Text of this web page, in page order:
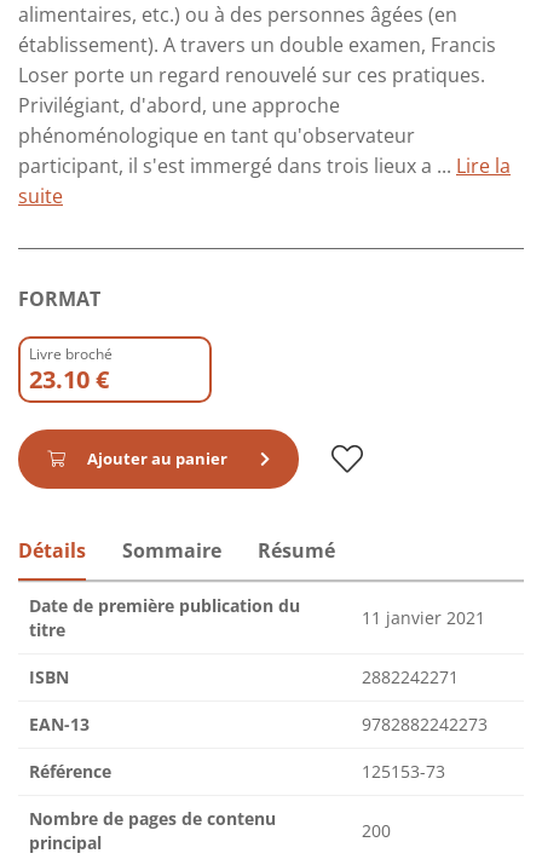
alimentaires, etc.) ou à des personnes âgées (en
établissement). A travers un double examen, Francis
Loser porte un regard renouvelé sur ces pratiques.
Privilégiant, d'abord, une approche
phénoménologique en tant qu'observateur
participant, il s'est immergé dans trois lieux a ... Lire la
suite
FORMAT
Livre broché
23.10 €
Ajouter au panier
Détails Sommaire Résumé
Date de première publication du
titre
11 janvier 2021
ISBN 2882242271
EAN-13 9782882242273
Référence 125153-73
Nombre de pages de contenu
principal
200